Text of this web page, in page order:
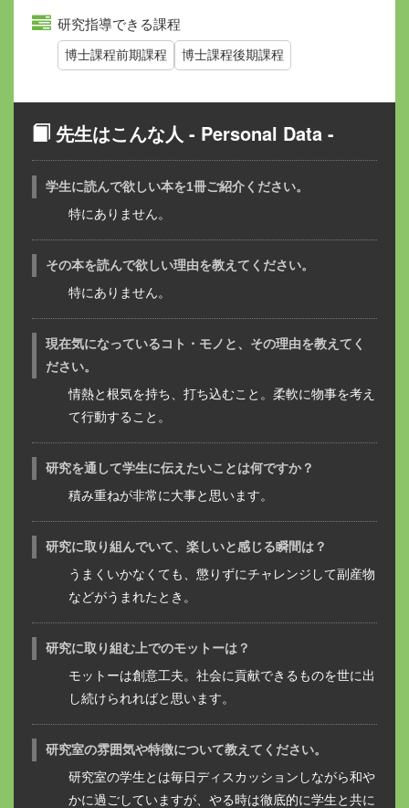
研究指導できる課程
博士課程前期課程 博士課程後期課程
先生はこんな人 - Personal Data -
学生に読んで欲しい本を1冊ご紹介ください。
特にありません。
その本を読んで欲しい理由を教えてください。
特にありません。
現在気になっているコト・モノと、その理由を教えてく
ださい。
情熱と根気を持ち、打ち込むこと。柔軟に物事を考え
て行動すること。
研究を通して学生に伝えたいことは何ですか？
積み重ねが非常に大事と思います。
研究に取り組んでいて、楽しいと感じる瞬間は？
うまくいかなくても、懲りずにチャレンジして副産物
などがうまれたとき。
研究に取り組む上でのモットーは？
モットーは創意工夫。社会に貢献できるものを世に出
し続けられればと思います。
研究室の雰囲気や特徴について教えてください。
研究室の学生とは毎日ディスカッションしながら和や
かに過ごしていますが、やる時は徹底的に学生と共に